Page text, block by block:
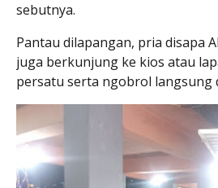
sebutnya.
Pantau dilapangan, pria disapa
juga berkunjung ke kios atau
persatu serta ngobrol langsung